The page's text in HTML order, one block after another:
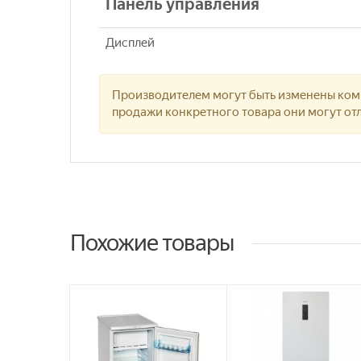
Панель управления
Дисплей
Производителем могут быть изменены
продажи конкретного товара они могут
Похожие товары